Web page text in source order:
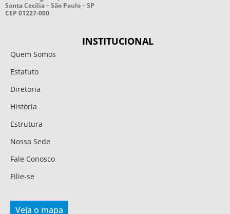
Santa Cecília – São Paulo – SP
CEP 01227-000
INSTITUCIONAL
Quem Somos
Estatuto
Diretoria
História
Estrutura
Nossa Sede
Fale Conosco
Filie-se
Veja o mapa